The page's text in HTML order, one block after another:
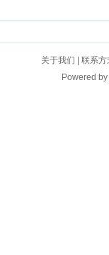
关于我们
联系方
Powered by